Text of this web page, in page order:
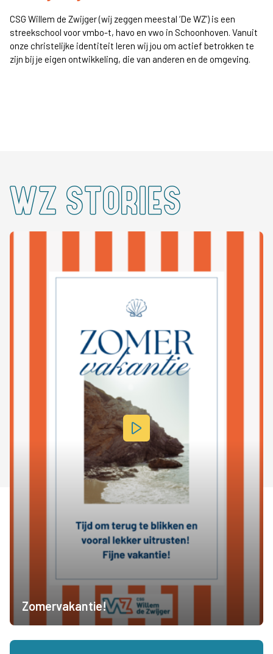
CSG Willem de Zwijger (wij zeggen meestal ‘De WZ’) is een
streekschool voor vmbo-t, havo en vwo in Schoonhoven. Vanuit
onze christelijke identiteit leren wij jou om actief betrokken te
zijn bij je eigen ontwikkeling, die van anderen en de omgeving.
WZ STORIES
Zomervakantie!